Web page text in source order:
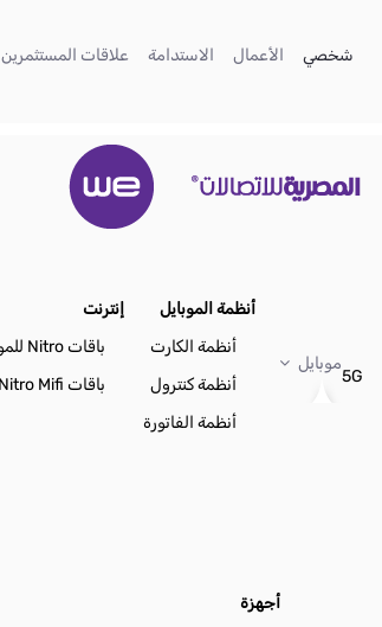
شخصي
الأعمال الاستدامة
(current) علاقات المستثمرين
(current)
5G
موبايل
أنظمة الموبايل
أنظمة الكارت
أنظمة كنترول
أنظمة الفاتورة
إنترنت
باقات Nitro للموبايل انترنت
باقات Nitro Mifi لخطوط الداتا
أجهزة